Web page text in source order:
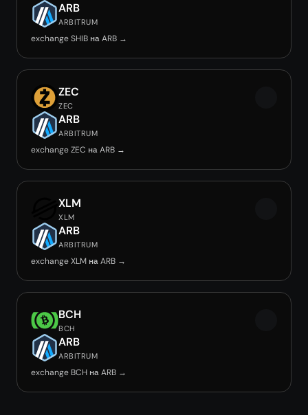
ARB
ARBITRUM
exchange SHIB на ARB →
ZEC
ZEC
ARB
ARBITRUM
exchange ZEC на ARB →
XLM
XLM
ARB
ARBITRUM
exchange XLM на ARB →
BCH
BCH
ARB
ARBITRUM
exchange BCH на ARB →